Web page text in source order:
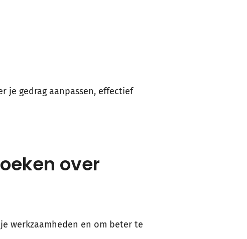
je gedrag aanpassen, effectief
over
werkzaamheden en om beter te